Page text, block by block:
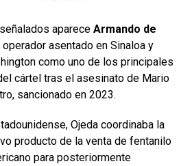
aparece Armando de
operador asentado en Sinaloa y
como uno de los principales
cártel tras el asesinato de Mario
sancionado en 2023.
Ojeda coordinaba la
producto de la venta de fentanilo
para posteriormente